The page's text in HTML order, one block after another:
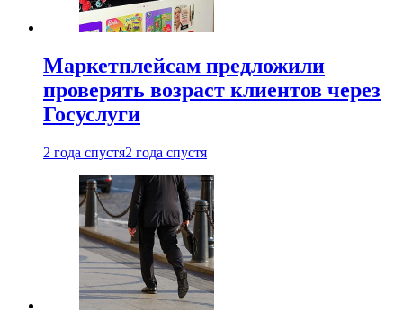
Маркетплейсам предложили
проверять возраст клиентов через
Госуслуги
2 года спустя2 года спустя